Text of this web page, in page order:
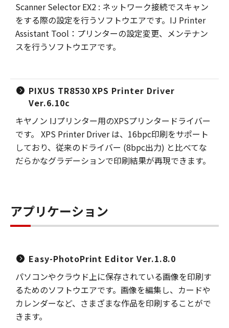
Scanner Selector EX2 : ネットワーク接続でスキャン
をする際の設定を行うソフトウエアです。IJ Printer
Assistant Tool：プリンターの設定変更、メンテナン
スを行うソフトウエアです。
PIXUS TR8530 XPS Printer Driver
Ver.6.10c
キヤノン IJプリンター用のXPSプリンタードライバー
です。 XPS Printer Driver は、16bpc印刷をサポート
しており、従来のドライバー (8bpc出力) と比べてな
だらかなグラデーションで印刷結果が再現できます。
アプリケーション
Easy-PhotoPrint Editor Ver.1.8.0
パソコンやクラウド上に保存されている画像を印刷す
るためのソフトウエアです。画像を編集し、カードや
カレンダーなど、さまざまな作品を印刷することがで
きます。